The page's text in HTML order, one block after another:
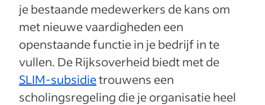
je bestaande medewerkers de kans om
met nieuwe vaardigheden een
openstaande functie in je bedrijf in te
vullen. De Rijksoverheid biedt met de
SLIM-subsidietrouwens een
scholingsregeling die je organisatie heel